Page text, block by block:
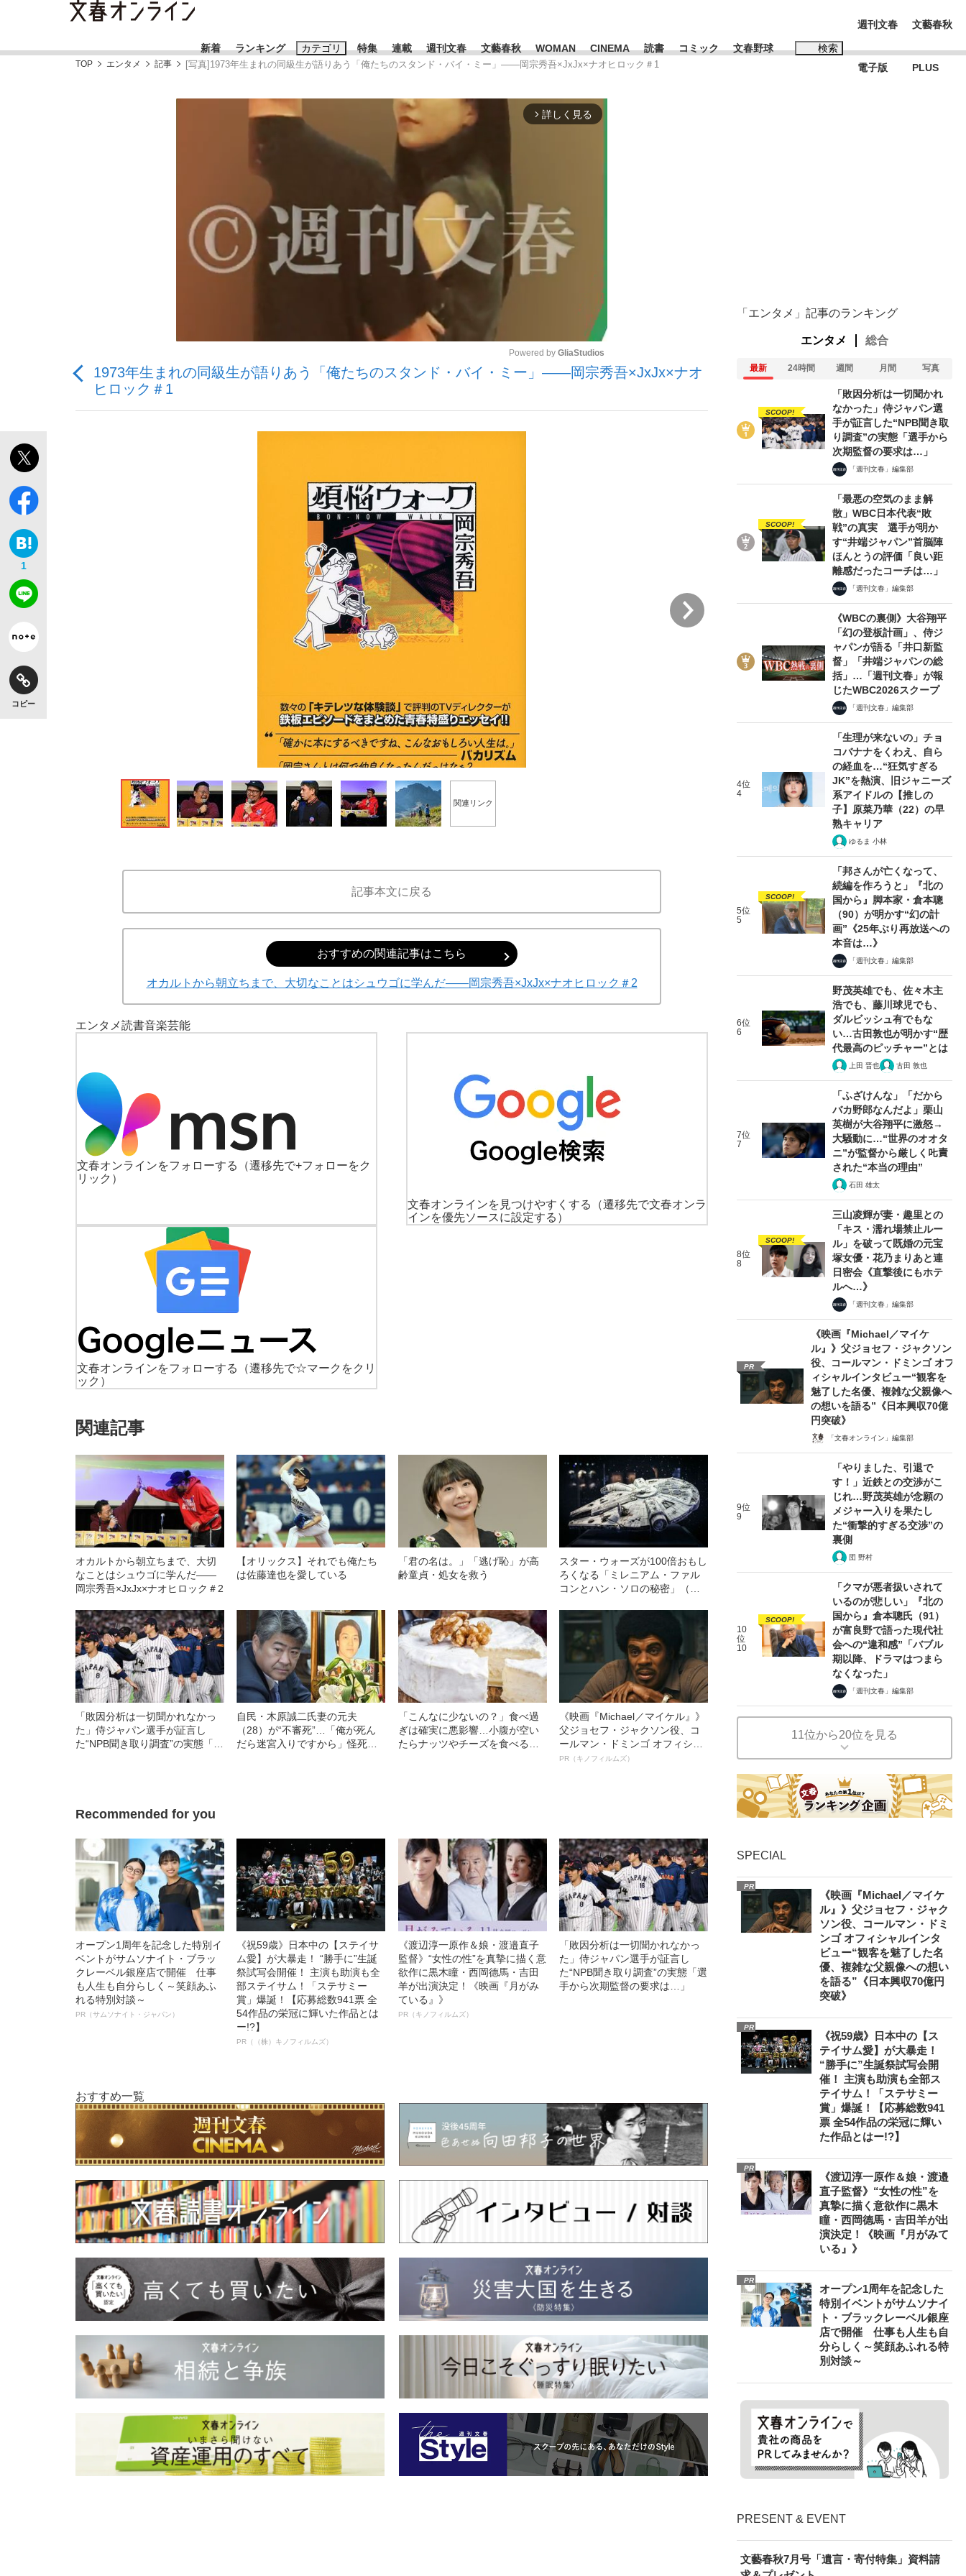
新着 ランキング カテゴリ
「90%は失敗する。でも…」本田圭佑が初めて明かした日本代表監督に... 「最悪の空気のまま解散」WBC日本代表“敗戦”の真実 選手が明かす...
「クマが悪者扱いされているのが悲しい」『北の国から』倉本聰氏（91...
「目標達成できなかったからと言って…」サッカー日本代表・森保一監督...
特集
いまさら聞けない資産運用のすべて
もっと見る
連載 週刊文春 文藝春秋 WOMAN CINEMA 読書 コミック 文春野球 検索
おすすめのキーワードタグ一覧
#藤田晋 #高市早苗 #後藤真希 #森岡毅
#玉木雄一郎
週刊文春
電子版
文藝春秋
PLUS
TOP エンタメ 記事 [写真]1973年生まれの同級生が語りあう「俺たちのスタンド・バイ・ミー」――岡宗秀吾×JxJx×ナオヒロック＃1
arrow_forward_ios 詳しく見る
Powered by GliaStudios
1973年生まれの同級生が語りあう「俺たちのスタンド・バイ・ミー」――岡宗秀吾×JxJx×ナオ
ヒロック＃1
1
コピー
1/7
2/7
関連リンク
記事本文に戻る
おすすめの関連記事はこちら
オカルトから朝立ちまで、大切なことはシュウゴに学んだ――岡宗秀吾×JxJx×ナオヒロック＃2
エンタメ読書音楽芸能
文春オンラインをフォローする
（遷移先で+フォローをク
リック）
文春オンラインを見つけやすくする
（遷移先で文春オンラ
インを優先ソースに設定する）
文春オンラインをフォローする
（遷移先で☆マークをクリ
ック）
関連記事
オカルトから朝立ちまで、大切
なことはシュウゴに学んだ――
岡宗秀吾×JxJx×ナオヒロック＃2
【オリックス】それでも俺たち
は佐藤達也を愛している
「君の名は。」「逃げ恥」が高
齢童貞・処女を救う
スター・ウォーズが100倍おもし
ろくなる「ミレニアム・ファル
コンとハン・ソロの秘密」（前
「敗因分析は一切聞かれなかっ
た」侍ジャパン選手が証言し
た“NPB聞き取り調査”の実態「選
自民・木原誠二氏妻の元夫
（28）が“不審死”…「俺が死ん
だら迷宮入りですから」怪死現
「こんなに少ないの？」食べ過
ぎは確実に悪影響…小腹が空い
たらナッツやチーズを食べる人
《映画『Michael／マイケル』》
父ジョセフ・ジャクソン役、コ
ールマン・ドミンゴ オフィシャ
ルインタビュー“観客を魅了した
PR（キノフィルムズ）
Recommended for you
オープン1周年を記念した特別イ
ベントがサムソナイト・ブラッ
クレーベル銀座店で開催 仕事
も人生も自分らしく～笑顔あふ
れる特別対談～
PR（サムソナイト・ジャパン）
《祝59歳》日本中の【ステイサ
ム愛】が大暴走！ “勝手に”生誕
祭試写会開催！ 主演も助演も全
部ステイサム！「ステサミー
賞」爆誕！【応募総数941票 全
54作品の栄冠に輝いた作品とは
ー!?】
PR（（株）キノフィルムズ）
《渡辺淳一原作＆娘・渡邉直子
監督》“女性の性”を真摯に描く意
欲作に黒木瞳・西岡德馬・吉田
羊が出演決定！《映画『月がみ
ている』》
PR（キノフィルムズ）
「敗因分析は一切聞かれなかっ
た」侍ジャパン選手が証言し
た“NPB聞き取り調査”の実態「選
手から次期監督の要求は…」
おすすめ一覧
「エンタメ」記事のランキング
エンタメ 総合
最新 24時間 週間 月間 写真
SCOOP!
「敗因分析は一切聞かれ
なかった」侍ジャパン選
手が証言した“NPB聞き取
り調査”の実態「選手から
次期監督の要求は…」
「週刊文春」編集部
SCOOP!
「最悪の空気のまま解
散」WBC日本代表“敗
戦”の真実 選手が明か
す“井端ジャパン”首脳陣
ほんとうの評価「良い距
離感だったコーチは…」
「週刊文春」編集部
《WBCの裏側》大谷翔平
「幻の登板計画」、侍ジ
ャパンが語る「井口新監
督」「井端ジャパンの総
括」…「週刊文春」が報
じたWBC2026スクープ
「週刊文春」編集部
4位
4
「生理が来ないの」チョ
コバナナをくわえ、自ら
の経血を…“狂気すぎる
JK”を熱演、旧ジャニーズ
系アイドルの【推しの
子】原菜乃華（22）の早
熟キャリア
ゆるま 小林
5位
5
SCOOP!
「邦さんが亡くなって、
続編を作ろうと」『北の
国から』脚本家・倉本聰
（90）が明かす“幻の計
画”《25年ぶり再放送への
本音は…》
「週刊文春」編集部
6位
6
野茂英雄でも、佐々木主
浩でも、藤川球児でも、
ダルビッシュ有でもな
い…古田敦也が明かす“歴
代最高のピッチャー”とは
上田 晋也 古田 敦也
7位
7
「ふざけんな」「だから
バカ野郎なんだよ」栗山
英樹が大谷翔平に激怒→
大騒動に…“世界のオオタ
ニ”が監督から厳しく𠮟責
された“本当の理由”
石田 雄太
8位
8
SCOOP!
三山凌輝が妻・趣里との
「キス・濡れ場禁止ルー
ル」を破って既婚の元宝
塚女優・花乃まりあと連
日密会《直撃後にもホテ
ルへ…》
「週刊文春」編集部
PR
《映画『Michael／マイケ
ル』》父ジョセフ・ジャクソン
役、コールマン・ドミンゴ オフ
ィシャルインタビュー“観客を
魅了した名優、複雑な父親像へ
の想いを語る”《日本興収70億
円突破》
「文春オンライン」編集部
9位
9
「やりました、引退で
す！」近鉄との交渉がこ
じれ…野茂英雄が念願の
メジャー入りを果たし
た“衝撃的すぎる交渉”の
裏側
団 野村
10
位
10
SCOOP!
「クマが悪者扱いされて
いるのが悲しい」『北の
国から』倉本聰氏（91）
が富良野で語った現代社
会への“違和感”「バブル
期以降、ドラマはつまら
なくなった」
「週刊文春」編集部
11位から20位を見る
SPECIAL
PR
《映画『Michael／マイケ
ル』》父ジョセフ・ジャク
ソン役、コールマン・ドミ
ンゴ オフィシャルインタ
ビュー“観客を魅了した名
優、複雑な父親像への想い
を語る”《日本興収70億円
突破》
PR
《祝59歳》日本中の【ス
テイサム愛】が大暴走！
“勝手に”生誕祭試写会開
催！ 主演も助演も全部ス
テイサム！「ステサミー
賞」爆誕！【応募総数941
票 全54作品の栄冠に輝い
た作品とはー!?】
PR
《渡辺淳一原作＆娘・渡邉
直子監督》“女性の性”を
真摯に描く意欲作に黒木
瞳・西岡德馬・吉田羊が出
演決定！《映画『月がみて
いる』》
PR
オープン1周年を記念した
特別イベントがサムソナイ
ト・ブラックレーベル銀座
店で開催 仕事も人生も自
分らしく～笑顔あふれる特
別対談～
PRESENT & EVENT
文藝春秋7月号「遺言・寄付特集」資料請